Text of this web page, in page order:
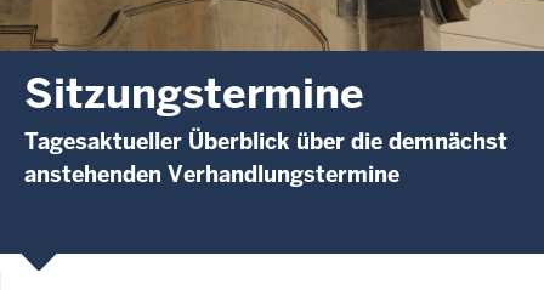
Sitzungstermine
Tagesaktueller Überblick über die demnächst
anstehenden Verhandlungstermine